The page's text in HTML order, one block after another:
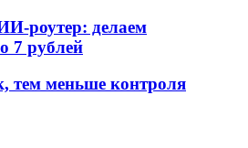
роутер: делаем
7 рублей
тем меньше контроля